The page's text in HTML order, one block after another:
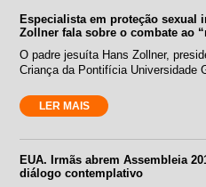
Especialista em proteção sexual
Zollner fala sobre o combate ao
O padre jesuíta Hans Zollner,
Criança da Pontifícia Universidade
LER MAIS
EUA. Irmãs abrem Assembleia
diálogo contemplativo